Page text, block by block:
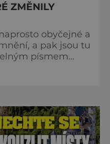
ZMĚNILY
obyčejné a
a pak jsou tu
písmem
nebo děsivé
Gaius Julius